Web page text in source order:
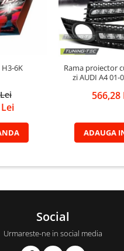
H3-6K
Rama proiector
zi AUDI A4
566,28
ADAUGA
Social
Urmareste-ne in social media